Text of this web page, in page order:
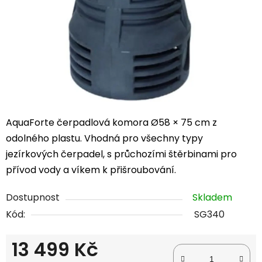
AquaForte čerpadlová komora Ø58 × 75 cm z
odolného plastu. Vhodná pro všechny typy
jezírkových čerpadel, s průchozími štěrbinami pro
přívod vody a víkem k přišroubování.
Dostupnost
Skladem
Kód:
SG340
13 499 Kč